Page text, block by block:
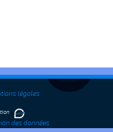
légales
des données